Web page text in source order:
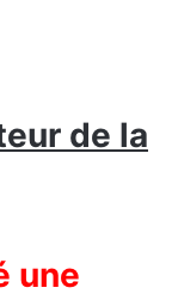
de la
une